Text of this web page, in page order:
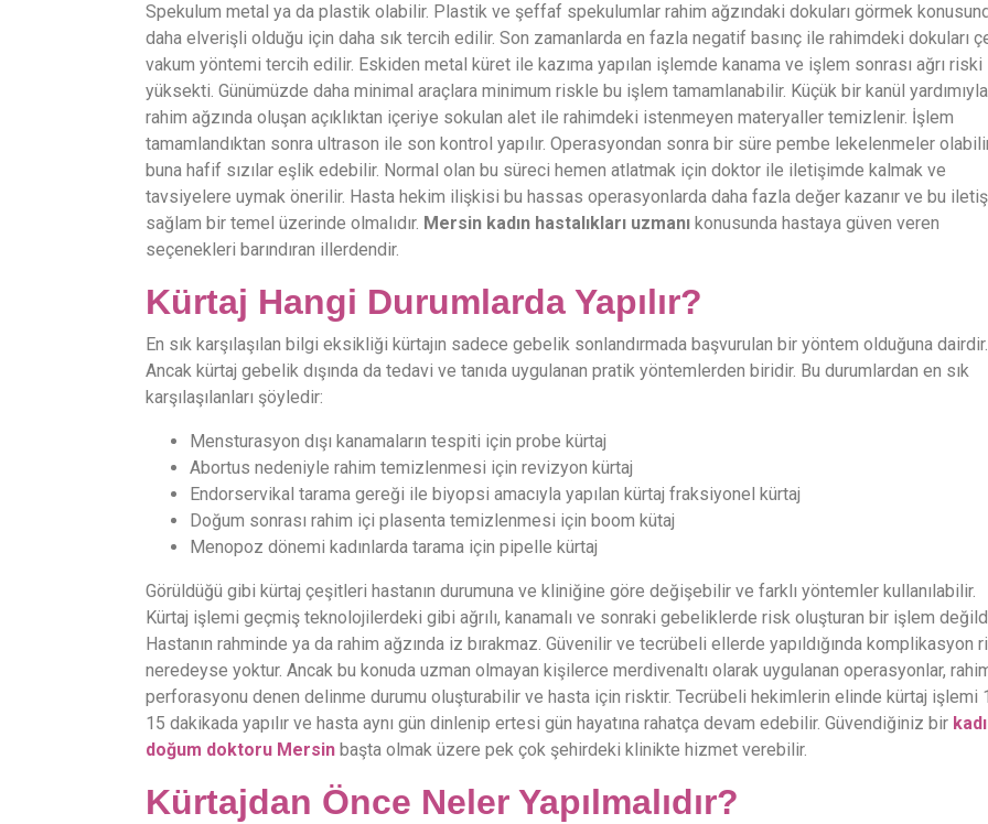
Spekulum metal ya da plastik olabilir. Plastik ve şeffaf spekulumlar rahim ağzındaki dokuları görmek
daha elverişli olduğu için daha sık tercih edilir. Son zamanlarda en fazla negatif basınç ile rahimdeki dokuları
vakum yöntemi tercih edilir. Eskiden metal küret ile kazıma yapılan işlemde kanama ve işlem sonrası ağrı riski
yüksekti. Günümüzde daha minimal araçlara minimum riskle bu işlem tamamlanabilir. Küçük bir kanül yardımıyla
rahim ağzında oluşan açıklıktan içeriye sokulan alet ile rahimdeki istenmeyen materyaller temizlenir. İşlem
tamamlandıktan sonra ultrason ile son kontrol yapılır. Operasyondan sonra bir süre pembe lekelenmeler
buna hafif sızılar eşlik edebilir. Normal olan bu süreci hemen atlatmak için doktor ile iletişimde kalmak ve
tavsiyelere uymak önerilir. Hasta hekim ilişkisi bu hassas operasyonlarda daha fazla değer kazanır ve bu
sağlam bir temel üzerinde olmalıdır. Mersin kadın hastalıkları uzmanı konusunda hastaya güven veren
seçenekleri barındıran illerdendir.
Kürtaj Hangi Durumlarda Yapılır?
En sık karşılaşılan bilgi eksikliği kürtajın sadece gebelik sonlandırmada başvurulan bir yöntem olduğuna dairdir.
Ancak kürtaj gebelik dışında da tedavi ve tanıda uygulanan pratik yöntemlerden biridir. Bu durumlardan en sık
karşılaşılanları şöyledir:
Mensturasyon dışı kanamaların tespiti için probe kürtaj
Abortus nedeniyle rahim temizlenmesi için revizyon kürtaj
Endorservikal tarama gereği ile biyopsi amacıyla yapılan kürtaj fraksiyonel kürtaj
Doğum sonrası rahim içi plasenta temizlenmesi için boom kütaj
Menopoz dönemi kadınlarda tarama için pipelle kürtaj
Görüldüğü gibi kürtaj çeşitleri hastanın durumuna ve kliniğine göre değişebilir ve farklı yöntemler kullanılabilir.
Kürtaj işlemi geçmiş teknolojilerdeki gibi ağrılı, kanamalı ve sonraki gebeliklerde risk oluşturan bir işlem
Hastanın rahminde ya da rahim ağzında iz bırakmaz. Güvenilir ve tecrübeli ellerde yapıldığında komplikasyon
neredeyse yoktur. Ancak bu konuda uzman olmayan kişilerce merdivenaltı olarak uygulanan operasyonlar,
perforasyonu denen delinme durumu oluşturabilir ve hasta için risktir. Tecrübeli hekimlerin elinde kürtaj işlemi
15 dakikada yapılır ve hasta aynı gün dinlenip ertesi gün hayatına rahatça devam edebilir. Güvendiğiniz bir
doğum doktoru Mersin başta olmak üzere pek çok şehirdeki klinikte hizmet verebilir.
Kürtajdan Önce Neler Yapılmalıdır?